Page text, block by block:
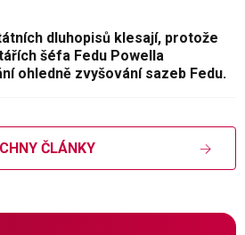
dluhopisů klesají, protože
šéfa Fedu Powella
ohledně zvyšování sazeb Fedu.
ČLÁNKY